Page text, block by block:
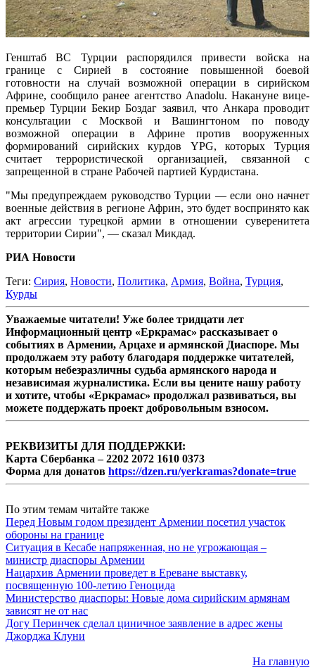
Генштаб ВС Турции распорядился привести войска на
границе с Сирией в состояние повышенной боевой
готовности на случай возможной операции в сирийском
Африне, сообщило ранее агентство Anadolu. Накануне вице-
премьер Турции Бекир Боздаг заявил, что Анкара проводит
консультации с Москвой и Вашингтоном по поводу
возможной операции в Африне против вооруженных
формирований сирийских курдов YPG, которых Турция
считает террористической организацией, связанной с
запрещенной в стране Рабочей партией Курдистана.
"Мы предупреждаем руководство Турции — если оно начнет
военные действия в регионе Африн, это будет воспринято как
акт агрессии турецкой армии в отношении суверенитета
территории Сирии", — сказал Микдад.
РИА Новости
Теги: Сирия, Новости, Политика, Армия, Война, Турция,
Курды
Уважаемые читатели! Уже более тридцати лет
Информационный центр «Еркрамас» рассказывает о
событиях в Армении, Арцахе и армянской Диаспоре. Мы
продолжаем эту работу благодаря поддержке читателей,
которым небезразличны судьба армянского народа и
независимая журналистика. Если вы цените нашу работу
и хотите, чтобы «Еркрамас» продолжал развиваться, вы
можете поддержать проект добровольным взносом.
РЕКВИЗИТЫ ДЛЯ ПОДДЕРЖКИ:
Карта Сбербанка – 2202 2072 1610 0373
Форма для донатов https://dzen.ru/yerkramas?donate=true
По этим темам читайте также
Перед Новым годом президент Армении посетил участок
обороны на границе
Ситуация в Кесабе напряженная, но не угрожающая –
министр диаспоры Армении
Нацархив Армении проведет в Ереване выставку,
посвященную 100-летию Геноцида
Министерство диаспоры: Новые дома сирийским армянам
зависят не от нас
Догу Перинчек сделал циничное заявление в адрес жены
Джорджа Клуни
На главную